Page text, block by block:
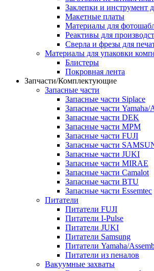
Заклепки и инструмент
Макетные платы
Материалы для
Реактивы для
Сверла и фрезы для
Материалы для упаковки
Блистеры
Покровная лента
Запчасти/Комплектующие
Запасные части
Запасные части Siplace
Запасные части Yamaha/
Запасные части DEK
Запасные части MPM
Запасные части FUJI
Запасные части
Запасные части JUKI
Запасные части MIRAE
Запасные части Camalot
Запасные части BTU
Запасные части Essemtec
Питатели
Питатели FUJI
Питатели I-Pulse
Питатели JUKI
Питатели Samsung
Питатели Yamaha/
Питатели из пеналов
Вакуумные захваты